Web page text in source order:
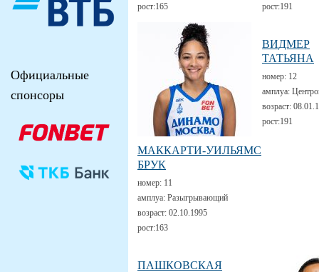
рост:165
рост:191
МАККАРТИ-УИЛЬЯМС
БРУК
номер: 11
амплуа: Разыгрывающий
возраст: 02.10.1995
рост:163
ВИДМЕР
ТАТЬЯНА
номер: 12
амплуа:
возраст:
рост:191
ПАШКОВСКАЯ
Официальные
спонсоры